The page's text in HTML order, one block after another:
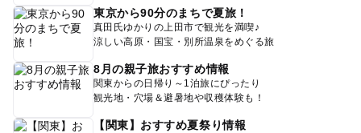
東京から90分のまちで夏旅！
真田氏ゆかりの上田市で観光を満喫♪
涼しい高原・国宝・別所温泉をめぐる旅
8月の親子旅おすすめ情報
関東からの日帰り～1泊旅にぴったり
観光地・穴場＆避暑地や収穫体験も！
【関東】おすすめ夏祭り情報